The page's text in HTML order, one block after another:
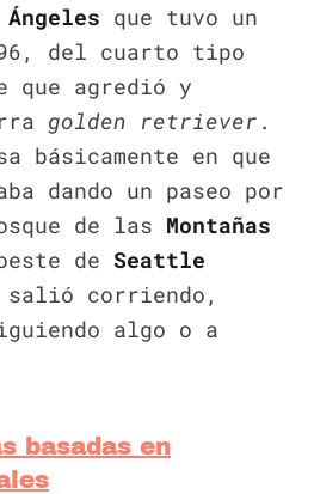
que tuvo un
del cuarto tipo
que agredió y
golden retriever .
básicamente en que
dando un paseo por
de las Montañas
de Seattle
salió corriendo,
algo o a
basadas en